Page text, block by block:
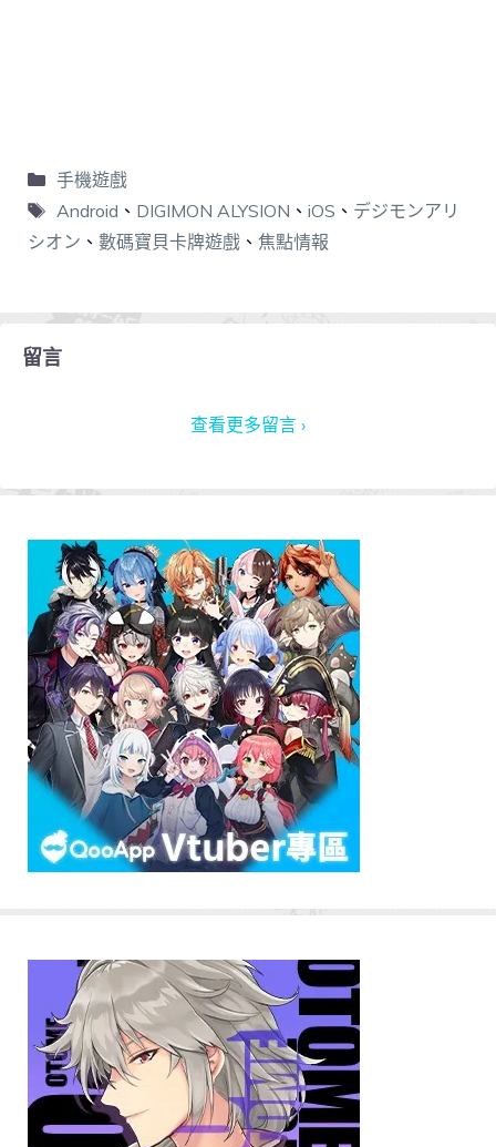
手機遊戲
Android 、 DIGIMON ALYSION 、 iOS 、 デジモンアリ
シオン 、 數碼寶貝卡牌遊戲 、 焦點情報
留言
查看更多留言 ›